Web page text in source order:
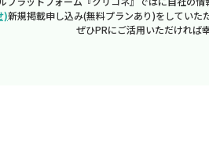
)新規掲載申し込み(無料プランあり)をしていた
ぜひPRにご活用いただければ幸